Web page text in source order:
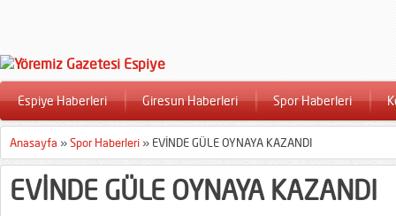
Espiye Haberleri Giresun Haberleri Spor Haberleri
Anasayfa »Spor Haberleri » EVİNDE GÜLE OYNAYA KAZANDI
EVİNDE GÜLE OYNAYA KAZANDI